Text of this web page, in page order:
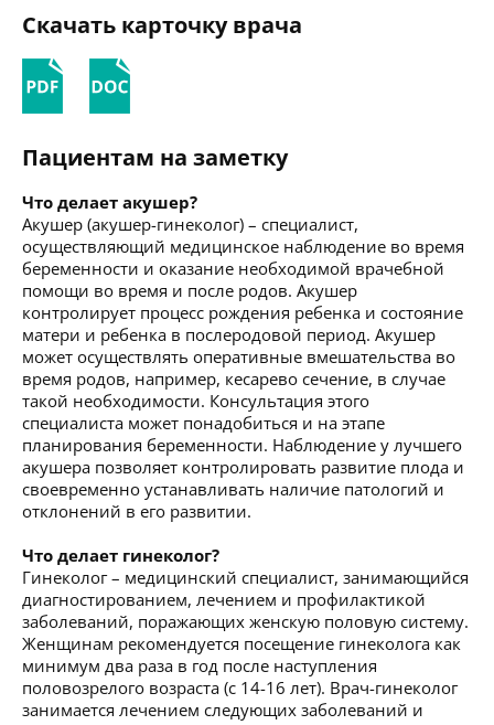
Скачать карточку врача
Пациентам на заметку
Что делает акушер?
Акушер (акушер-гинеколог) – специалист,
осуществляющий медицинское наблюдение во время
беременности и оказание необходимой врачебной
помощи во время и после родов. Акушер
контролирует процесс рождения ребенка и состояние
матери и ребенка в послеродовой период. Акушер
может осуществлять оперативные вмешательства во
время родов, например, кесарево сечение, в случае
такой необходимости. Консультация этого
специалиста может понадобиться и на этапе
планирования беременности. Наблюдение у лучшего
акушера позволяет контролировать развитие плода и
своевременно устанавливать наличие патологий и
отклонений в его развитии.
Что делает гинеколог?
Гинеколог – медицинский специалист, занимающийся
диагностированием, лечением и профилактикой
заболеваний, поражающих женскую половую систему.
Женщинам рекомендуется посещение гинеколога как
минимум два раза в год после наступления
половозрелого возраста (с 14-16 лет). Врач-гинеколог
занимается лечением следующих заболеваний и